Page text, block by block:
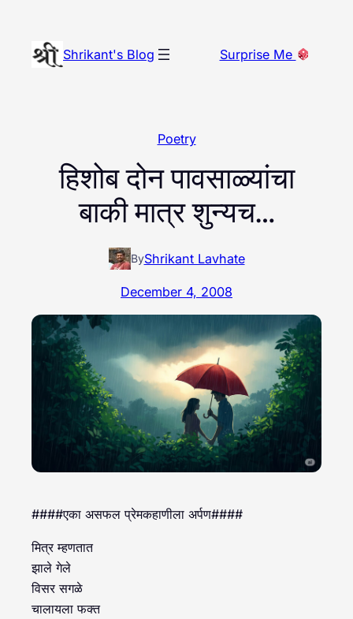
content
Shrikant's Blog Surprise Me
Poetry
हिशोब दोन पावसाळ्यांचा
बाकी मात्र शुन्यच…
ByShrikant Lavhate
December 4, 2008
####एका असफल प्रेमकहाणीला अर्पण####
मित्र म्हणतात
झाले गेले
विसर सगळे
चालायला फक्त